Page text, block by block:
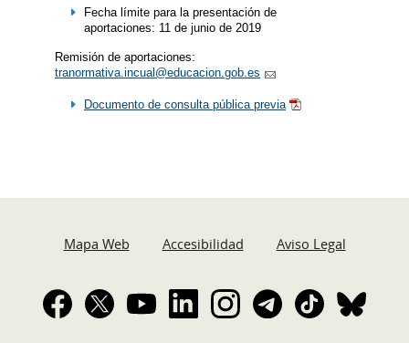
Fecha límite para la presentación de
aportaciones: 11 de junio de 2019
Remisión de aportaciones:
tranormativa.incual@educacion.gob.es
Documento de consulta pública previa
Mapa Web Accesibilidad Aviso Legal